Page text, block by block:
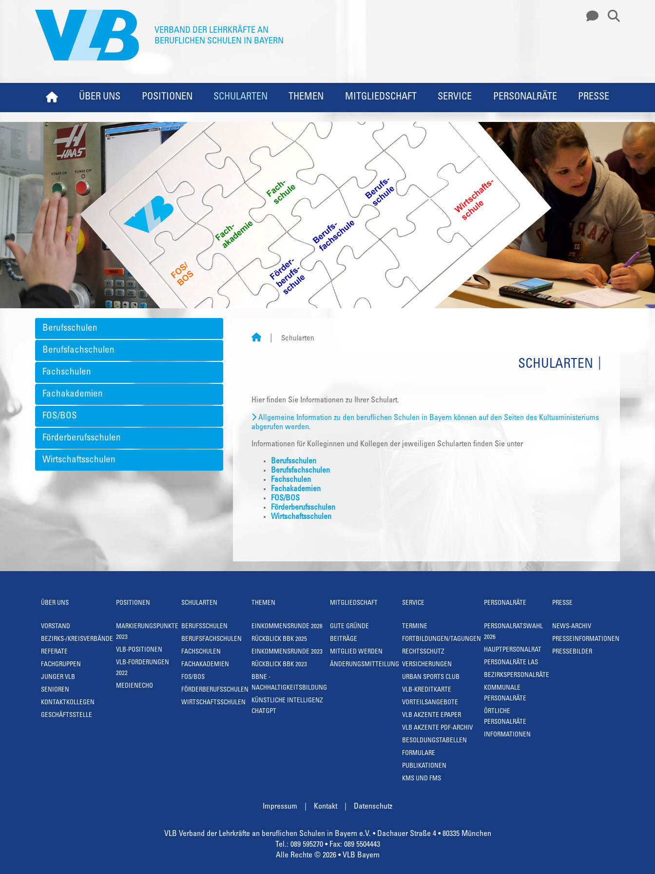
ÜBER UNS POSITIONEN SCHULARTEN THEMEN MITGLIEDSCHAFT SERVICE PERSONALRÄTE PRESSE
Berufsschulen
Berufsfachschulen
Fachschulen
Fachakademien
FOS/BOS
Förderberufsschulen
Wirtschaftsschulen
Schularten
SCHULARTEN
Hier finden Sie Informationen zu Ihrer Schulart.
Allgemeine Information zu den beruflichen Schulen in Bayern können auf den Seiten des Kultusministeriums
abgerufen werden.
Informationen für Kolleginnen und Kollegen der jeweiligen Schularten finden Sie unter
Berufsschulen
Berufsfachschulen
Fachschulen
Fachakademien
FOS/BOS
Förderberufsschulen
Wirtschaftsschulen
ÜBER UNS
VORSTAND
BEZIRKS-/KREISVERBÄNDE
REFERATE
FACHGRUPPEN
JUNGER VLB
SENIOREN
KONTAKTKOLLEGEN
GESCHÄFTSSTELLE
POSITIONEN
MARKIERUNGSPUNKTE
2023
VLB-POSITIONEN
VLB-FORDERUNGEN
2022
MEDIENECHO
SCHULARTEN
BERUFSSCHULEN
BERUFSFACHSCHULEN
FACHSCHULEN
FACHAKADEMIEN
FOS/BOS
FÖRDERBERUFSSCHULEN
WIRTSCHAFTSSCHULEN
THEMEN
EINKOMMENSRUNDE 2026
RÜCKBLICK BBK 2025
EINKOMMENSRUNDE 2023
RÜCKBLICK BBK 2023
BBNE -
NACHHALTIGKEITSBILDUNG
KÜNSTLICHE INTELLIGENZ
CHATGPT
MITGLIEDSCHAFT
GUTE GRÜNDE
BEITRÄGE
MITGLIED WERDEN
ÄNDERUNGSMITTEILUNG
SERVICE
TERMINE
FORTBILDUNGEN/TAGUNGEN
RECHTSSCHUTZ
VERSICHERUNGEN
URBAN SPORTS CLUB
VLB-KREDITKARTE
VORTEILSANGEBOTE
VLB AKZENTE EPAPER
VLB AKZENTE PDF-ARCHIV
BESOLDUNGSTABELLEN
FORMULARE
PUBLIKATIONEN
KMS UND FMS
PERSONALRÄTE
PERSONALRATSWAHL
2026
HAUPTPERSONALRAT
PERSONALRÄTE LAS
BEZIRKSPERSONALRÄTE
KOMMUNALE
PERSONALRÄTE
ÖRTLICHE
PERSONALRÄTE
INFORMATIONEN
PRESSE
NEWS-ARCHIV
PRESSEINFORMATIONEN
PRESSEBILDER
Impressum Kontakt Datenschutz
VLB Verband der Lehrkräfte an beruflichen Schulen in Bayern e.V. • Dachauer Straße 4 • 80335 München
Tel.: 089 595270 • Fax: 089 5504443
Alle Rechte © 2026 • VLB Bayern